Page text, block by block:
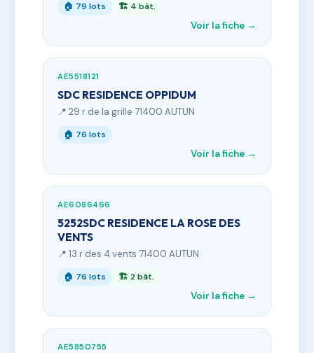
🏠 79 lots 🏗 4 bât.
Voir la fiche →
AE5518121
SDC RESIDENCE OPPIDUM
📍 29 r de la grille 71400 AUTUN
🏠 76 lots
Voir la fiche →
AE6086466
5252SDC RESIDENCE LA ROSE DES
VENTS
📍 13 r des 4 vents 71400 AUTUN
🏠 76 lots 🏗 2 bât.
Voir la fiche →
AE5850755